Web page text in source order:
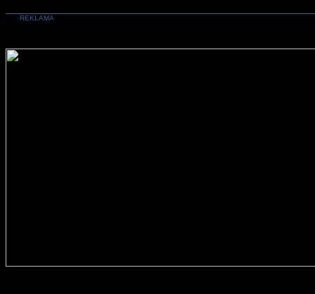
REKLAMA